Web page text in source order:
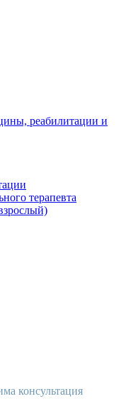
реабилитации и
терапевта
консультация